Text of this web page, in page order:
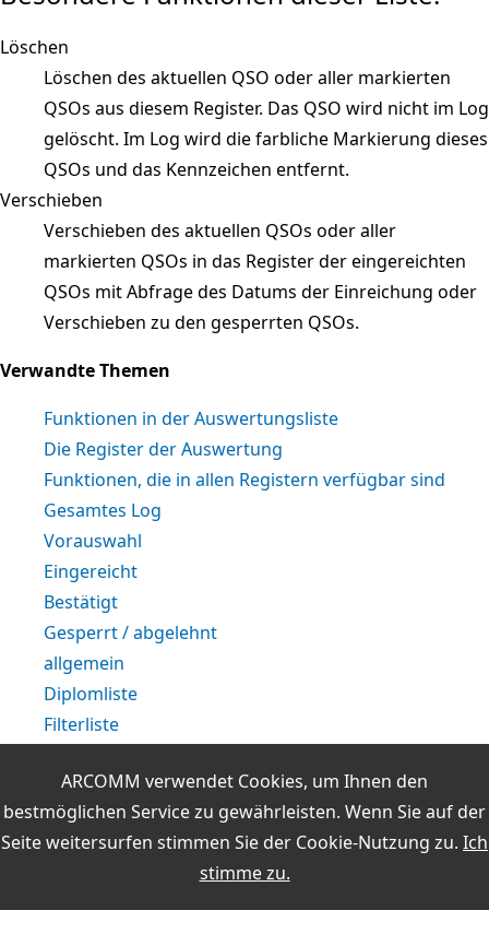
ARCOMM verwendet Cookies, um Ihnen den
bestmöglichen Service zu gewährleisten. Wenn Sie auf der
Seite weitersurfen stimmen Sie der Cookie-Nutzung zu. Ich
stimme zu.
Löschen
Löschen des aktuellen QSO oder aller markierten
QSOs aus diesem Register. Das QSO wird nicht im Log
gelöscht. Im Log wird die farbliche Markierung dieses
QSOs und das Kennzeichen entfernt.
Verschieben
Verschieben des aktuellen QSOs oder aller
markierten QSOs in das Register der eingereichten
QSOs mit Abfrage des Datums der Einreichung oder
Verschieben zu den gesperrten QSOs.
Verwandte Themen
Funktionen in der Auswertungsliste
Die Register der Auswertung
Funktionen, die in allen Registern verfügbar sind
Gesamtes Log
Vorauswahl
Eingereicht
Bestätigt
Gesperrt / abgelehnt
allgemein
Diplomliste
Filterliste
Auswertungsliste
Die Durchführung einer Diplomauswertung
Online-Auswertungen während der QSO-Eingabe